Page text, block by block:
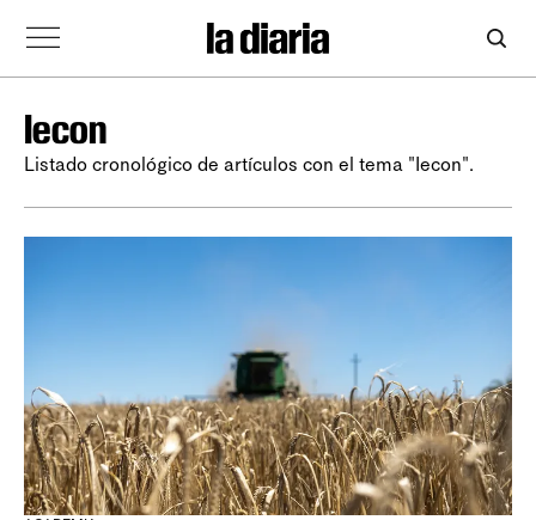
Iecon
Listado cronológico de artículos con el tema "Iecon".